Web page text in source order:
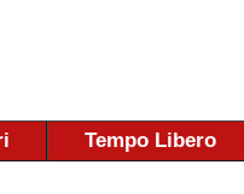
Tempo Libero